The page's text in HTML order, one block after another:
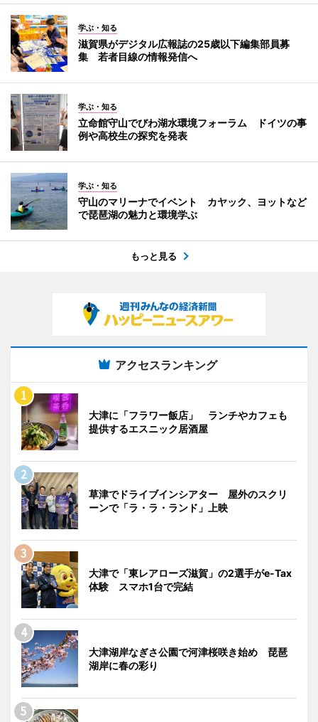
学ぶ・知る
滋賀県がデジタル広報誌の25歳以下編集部員募
集 若者目線の情報発信へ
学ぶ・知る
立命館守山でびわ湖水環境フォーラム ドイツの事
例や高校生の探究を発表
学ぶ・知る
守山のマリーナでイベント カヤック、ヨットなど
で琵琶湖の魅力と環境学ぶ
もっと見る
アクセスランキング
大津に「フラワー飯店」 ランチやカフェも
提供するエスニック居酒屋
草津でドライブインシアター 屋外のスクリ
ーンで「ラ・ラ・ランド」上映
大津で「東レアローズ滋賀」の2選手がe-Tax
体験 スマホ1台で完結
大津湖岸なぎさ公園で河津桜咲き始め 琵琶
湖岸に春の彩り